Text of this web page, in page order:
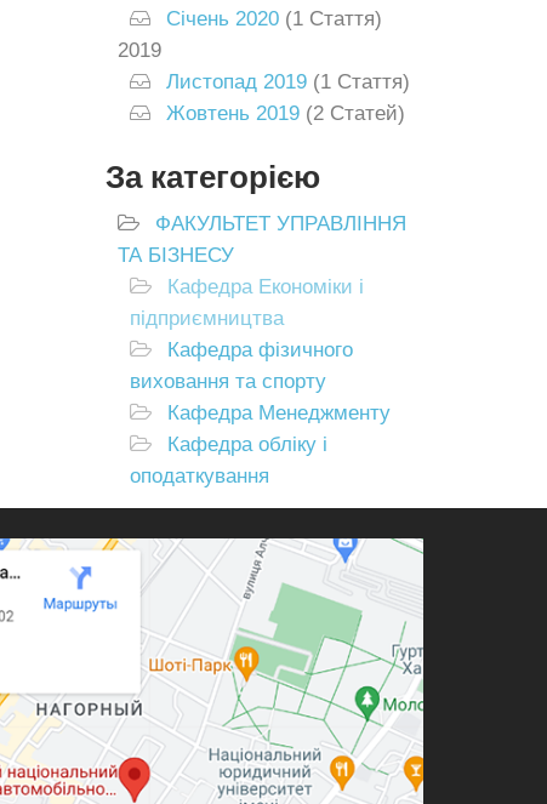
Січень 2020(1 Стаття)
2019
Листопад 2019(1 Стаття)
Жовтень 2019(2 Статей)
За категорією
ФАКУЛЬТЕТ УПРАВЛІННЯ
ТА БІЗНЕСУ
Кафедра Економіки і
підприємництва
Кафедра фізичного
виховання та спорту
Кафедра Менеджменту
Кафедра обліку і
оподаткування